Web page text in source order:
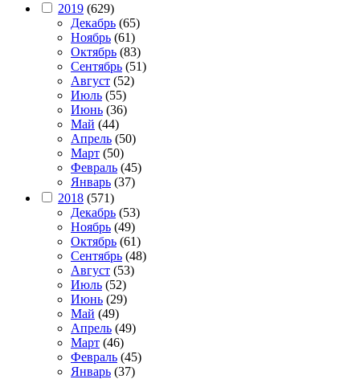
2019 (629)
Декабрь (65)
Ноябрь (61)
Октябрь (83)
Сентябрь (51)
Август (52)
Июль (55)
Июнь (36)
Май (44)
Апрель (50)
Март (50)
Февраль (45)
Январь (37)
2018 (571)
Декабрь (53)
Ноябрь (49)
Октябрь (61)
Сентябрь (48)
Август (53)
Июль (52)
Июнь (29)
Май (49)
Апрель (49)
Март (46)
Февраль (45)
Январь (37)